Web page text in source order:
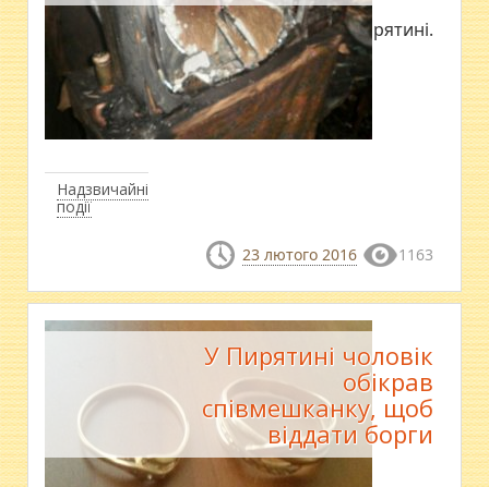
Надзвичайні
події
Дім зайнявся у Пирятині.
23 лютого 2016 1163
У Пирятині чоловік
обікрав
співмешканку, щоб
віддати борги